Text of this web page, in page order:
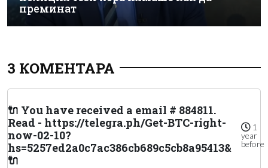
преминат
3 КОМЕНТАРА
🔌 You have received a email # 884811.
Read - https://telegra.ph/Get-BTC-right-
now-02-10?
hs=5257ed2a0c7ac386cb689c5cb8a95413&
🔌
1
year
before